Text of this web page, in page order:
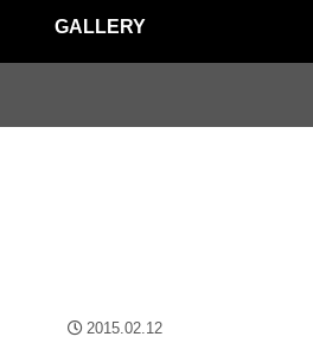
GALLERY
2015.02.12